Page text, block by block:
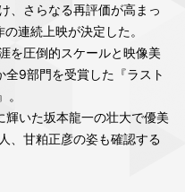
、さらなる再評価が高まっ
連続上映が決定した。
を圧倒的スケールと映像美
9部門を受賞した『ラスト
いた坂本龍一の壮大で優美
、甘粕正彦の姿も確認する